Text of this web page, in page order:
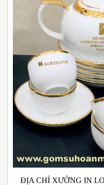
ĐỊA CHỈ XƯỞNG IN